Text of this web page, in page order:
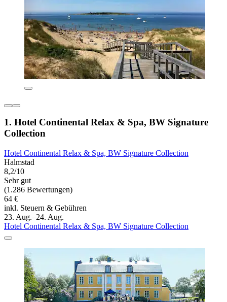
1. Hotel Continental Relax & Spa, BW Signature
Collection
Hotel Continental Relax & Spa, BW Signature Collection
Halmstad
8,2/10
Sehr gut
(1.286 Bewertungen)
64 €
inkl. Steuern & Gebühren
23. Aug.–24. Aug.
Hotel Continental Relax & Spa, BW Signature Collection